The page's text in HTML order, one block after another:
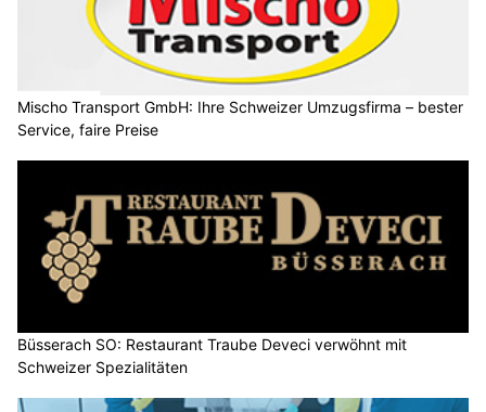
Mischo Transport GmbH: Ihre Schweizer Umzugsfirma – bester
Service, faire Preise
Büsserach SO: Restaurant Traube Deveci verwöhnt mit
Schweizer Spezialitäten